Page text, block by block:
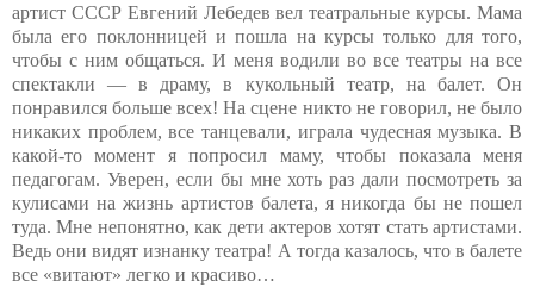
артист СССР Евгений Лебедев вел театральные курсы. Мама
была его поклонницей и пошла на курсы только для того,
чтобы с ним общаться. И меня водили во все театры на все
спектакли — в драму, в кукольный театр, на балет. Он
понравился больше всех! На сцене никто не говорил, не было
никаких проблем, все танцевали, играла чудесная музыка. В
какой-то момент я попросил маму, чтобы показала меня
педагогам. Уверен, если бы мне хоть раз дали посмотреть за
кулисами на жизнь артистов балета, я никогда бы не пошел
туда. Мне непонятно, как дети актеров хотят стать артистами.
Ведь они видят изнанку театра! А тогда казалось, что в балете
все «витают» легко и красиво…